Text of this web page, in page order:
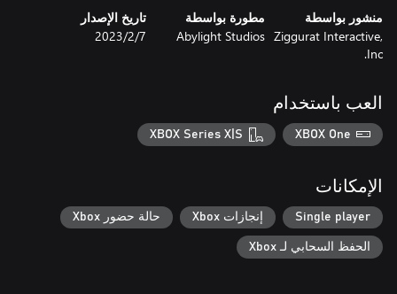
- يتمتع السجين بعلاج الواقع الافتراضي وغرف انعدام الجاذبية
أسماء الشاشة من مجتمعك (المتابعين أو المشتركين أو المشاهدين)
إلى بناءك. يمكنك كذلك إهداء مفاتيح العناصر لمجتمعك على أي خدمة
منشور بواسطة
Ziggurat Interactive,
Inc.
مطورة بواسطة
Abylight Studios
تاريخ الإصدار
7‏/2‏/2023
العب باستخدام
XBOX One
XBOX Series X|S
الإمكانات
Single player إنجازات Xbox حالة حضور Xbox
الحفظ السحابي لـ Xbox